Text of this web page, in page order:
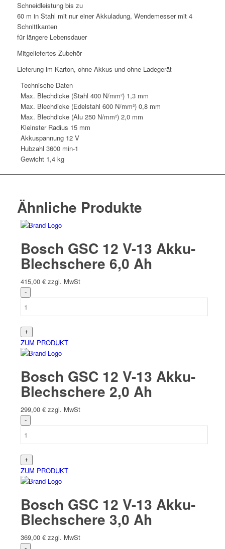
Schneidleistung bis zu
60 m in Stahl mit nur einer Akkuladung, Wendemesser mit 4
Schnittkanten
für längere Lebensdauer
Mitgeliefertes Zubehör
Lieferung im Karton, ohne Akkus und ohne Ladegerät
Technische Daten
Max. Blechdicke (Stahl 400 N/mm²) 1,3 mm
Max. Blechdicke (Edelstahl 600 N/mm²) 0,8 mm
Max. Blechdicke (Alu 250 N/mm²) 2,0 mm
Kleinster Radius 15 mm
Akkuspannung 12 V
Hubzahl 3600 min-1
Gewicht 1,4 kg
Ähnliche Produkte
Bosch GSC 12 V-13 Akku-
Blechschere 6,0 Ah
415,00 € zzgl. MwSt
ZUM PRODUKT
Bosch GSC 12 V-13 Akku-
Blechschere 2,0 Ah
299,00 € zzgl. MwSt
ZUM PRODUKT
Bosch GSC 12 V-13 Akku-
Blechschere 3,0 Ah
369,00 € zzgl. MwSt